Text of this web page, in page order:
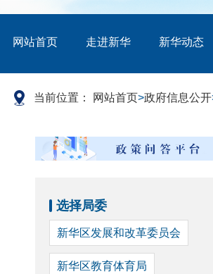
网站首页 走进新华 新华动态
当前位置： 网站首页>政府信息公开
选择局委
新华区发展和改革委员会
新华区教育体育局